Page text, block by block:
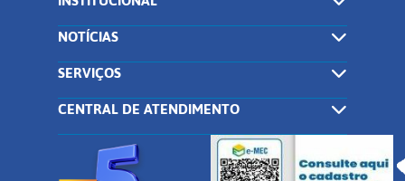
NOTÍCIAS
SERVIÇOS
CENTRAL DE ATENDIMENTO